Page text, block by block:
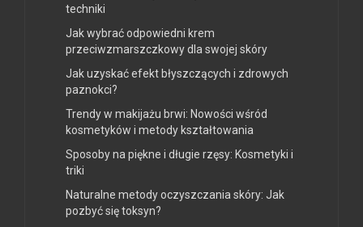
techniki
Jak wybrać odpowiedni krem
przeciwzmarszczkowy dla swojej skóry
Jak uzyskać efekt błyszczących i zdrowych
paznokci?
Trendy w makijażu brwi: Nowości wśród
kosmetyków i metody kształtowania
Sposoby na piękne i długie rzęsy: Kosmetyki i
triki
Naturalne metody oczyszczania skóry: Jak
pozbyć się toksyn?